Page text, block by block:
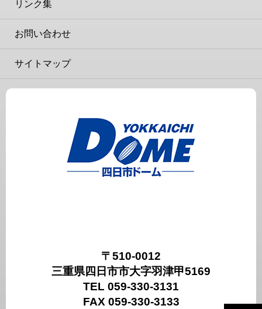
リンク集
お問い合わせ
サイトマップ
〒510-0012
三重県四日市市大字羽津甲5169
TEL 059-330-3131
FAX 059-330-3133